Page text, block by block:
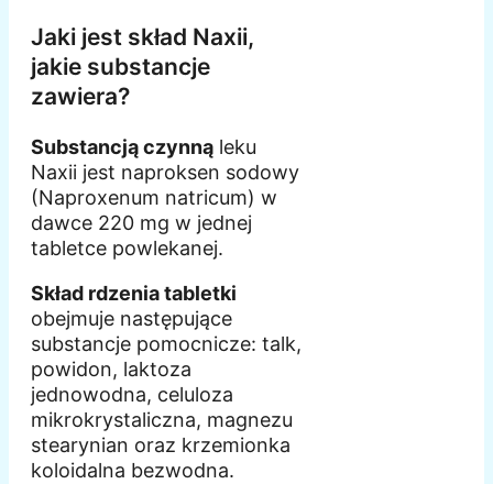
Jaki jest skład Naxii,
jakie substancje
zawiera?
Substancją czynną leku
Naxii jest naproksen sodowy
(Naproxenum natricum) w
dawce 220 mg w jednej
tabletce powlekanej.
Skład rdzenia tabletki
obejmuje następujące
substancje pomocnicze: talk,
powidon, laktoza
jednowodna, celuloza
mikrokrystaliczna, magnezu
stearynian oraz krzemionka
koloidalna bezwodna.